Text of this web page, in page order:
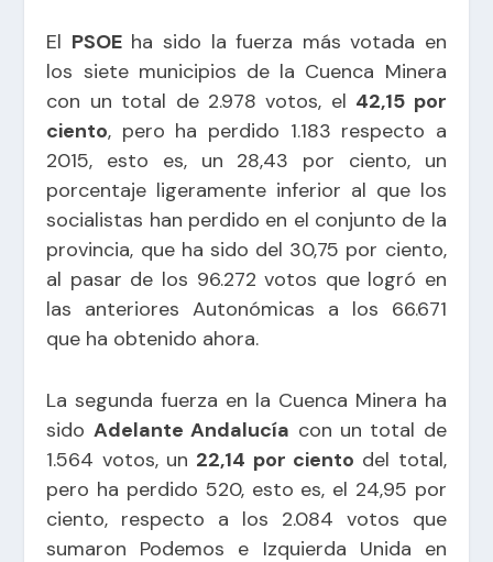
El PSOEha sido la fuerza más votada en
los siete municipios de la Cuenca Minera
con un total de 2.978 votos, el 42,15 por
ciento, pero ha perdido 1.183 respecto a
2015, esto es, un 28,43 por ciento, un
porcentaje ligeramente inferior al que los
socialistas han perdido en el conjunto de la
provincia, que ha sido del 30,75 por ciento,
al pasar de los 96.272 votos que logró en
las anteriores Autonómicas a los 66.671
que ha obtenido ahora.
La segunda fuerza en la Cuenca Minera ha
sido Adelante Andalucía con un total de
1.564 votos, un 22,14 por ciento del total,
pero ha perdido 520, esto es, el 24,95 por
ciento, respecto a los 2.084 votos que
sumaron Podemos e Izquierda Unida en